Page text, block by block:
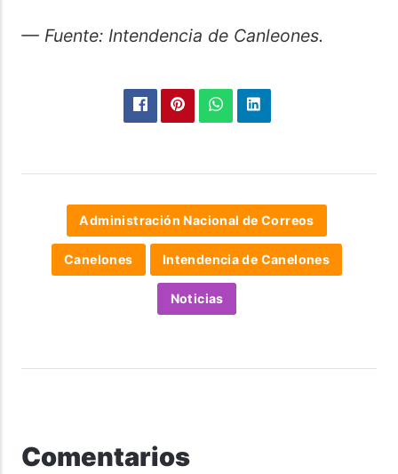
— Fuente: Intendencia de Canleones.
Administración Nacional de Correos
Canelones Intendencia de Canelones
Noticias
Comentarios